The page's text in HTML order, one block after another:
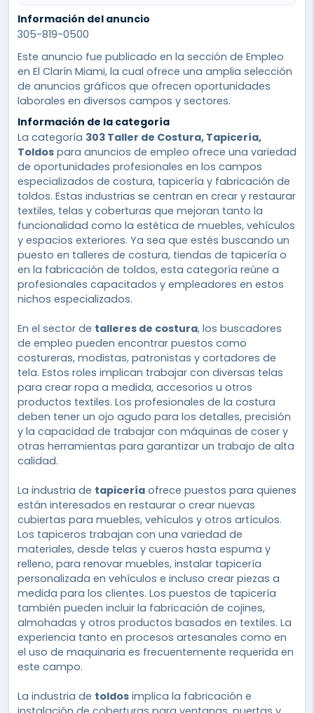
Información del anuncio
305-819-0500
Este anuncio fue publicado en la sección de Empleo
en El Clarín Miami, la cual ofrece una amplia selección
de anuncios gráficos que ofrecen oportunidades
laborales en diversos campos y sectores.
Información de la categoría
La categoría 303 Taller de Costura, Tapicería,
Toldos para anuncios de empleo ofrece una variedad
de oportunidades profesionales en los campos
especializados de costura, tapicería y fabricación de
toldos. Estas industrias se centran en crear y restaurar
textiles, telas y coberturas que mejoran tanto la
funcionalidad como la estética de muebles, vehículos
y espacios exteriores. Ya sea que estés buscando un
puesto en talleres de costura, tiendas de tapicería o
en la fabricación de toldos, esta categoría reúne a
profesionales capacitados y empleadores en estos
nichos especializados.
En el sector de talleres de costura, los buscadores
de empleo pueden encontrar puestos como
costureras, modistas, patronistas y cortadores de
tela. Estos roles implican trabajar con diversas telas
para crear ropa a medida, accesorios u otros
productos textiles. Los profesionales de la costura
deben tener un ojo agudo para los detalles, precisión
y la capacidad de trabajar con máquinas de coser y
otras herramientas para garantizar un trabajo de alta
calidad.
La industria de tapicería ofrece puestos para quienes
están interesados en restaurar o crear nuevas
cubiertas para muebles, vehículos y otros artículos.
Los tapiceros trabajan con una variedad de
materiales, desde telas y cueros hasta espuma y
relleno, para renovar muebles, instalar tapicería
personalizada en vehículos e incluso crear piezas a
medida para los clientes. Los puestos de tapicería
también pueden incluir la fabricación de cojines,
almohadas y otros productos basados en textiles. La
experiencia tanto en procesos artesanales como en
el uso de maquinaria es frecuentemente requerida en
este campo.
La industria de toldos implica la fabricación e